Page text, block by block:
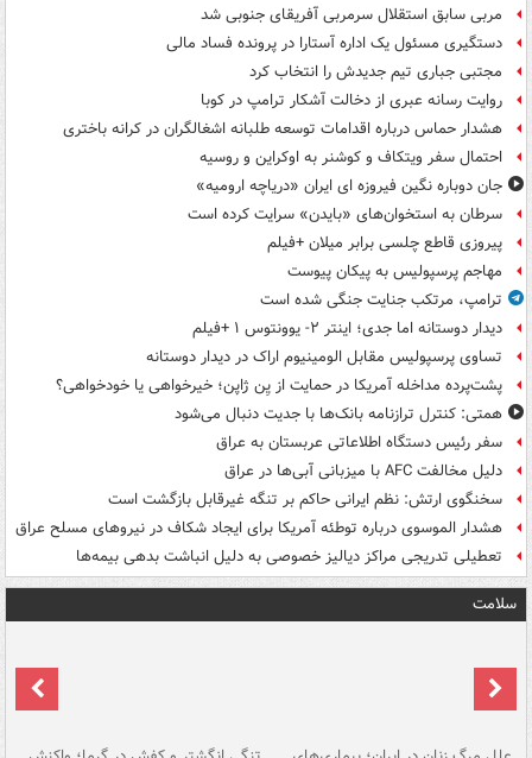
مربی سابق استقلال سرمربی آفریقای جنوبی شد
دستگیری مسئول یک اداره آستارا در پرونده فساد مالی
مجتبی جباری تیم جدیدش را انتخاب کرد
روایت رسانه عبری از دخالت آشکار ترامپ در کوبا
هشدار حماس درباره اقدامات توسعه طلبانه اشغالگران در کرانه باختری
احتمال سفر ویتکاف و کوشنر به اوکراین و روسیه
جان دوباره نگین فیروزه ای ایران «دریاچه ارومیه»
سرطان به استخوان‌های «بایدن» سرایت کرده است
پیروزی قاطع چلسی برابر میلان +فیلم
مهاجم پرسپولیس به پیکان پیوست
ترامپ، مرتکب جنایت جنگی شده است
دیدار دوستانه اما جدی؛ اینتر ۲- یوونتوس ۱ +فیلم
تساوی پرسپولیس مقابل الومینیوم اراک در دیدار دوستانه
پشت‌پرده مداخله آمریکا در حمایت از یِن ژاپن؛ خیرخواهی یا خودخواهی؟
همتی: کنترل ترازنامه بانک‌ها با جدیت دنبال می‌شود
سفر رئیس دستگاه اطلاعاتی عربستان به عراق
دلیل مخالفت AFC با میزبانی آبی‌ها در عراق
سخنگوی ارتش: نظم ایرانی حاکم بر تنگه غیرقابل بازگشت است
هشدار الموسوی درباره توطئه آمریکا برای ایجاد شکاف در نیروهای مسلح عراق
تعطیلی تدریجی مراکز دیالیز خصوصی به دلیل انباشت بدهی بیمه‌ها
سلامت